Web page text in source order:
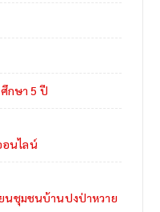
กษา 5 ปี
อนไลน์
ยนชุมชนบ้านปงป่าหวาย